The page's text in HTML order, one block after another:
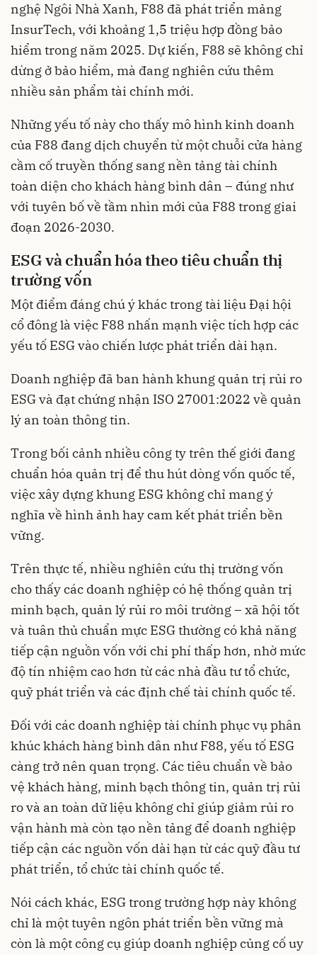
nghệ Ngôi Nhà Xanh, F88 đã phát triển mảng
InsurTech, với khoảng 1,5 triệu hợp đồng bảo
hiểm trong năm 2025. Dự kiến, F88 sẽ không chỉ
dừng ở bảo hiểm, mà đang nghiên cứu thêm
nhiều sản phẩm tài chính mới.
Những yếu tố này cho thấy mô hình kinh doanh
của F88 đang dịch chuyển từ một chuỗi cửa hàng
cầm cố truyền thống sang nền tảng tài chính
toàn diện cho khách hàng bình dân – đúng như
với tuyên bố về tầm nhìn mới của F88 trong giai
đoạn 2026-2030.
ESG và chuẩn hóa theo tiêu chuẩn thị
trường vốn
Một điểm đáng chú ý khác trong tài liệu Đại hội
cổ đông là việc F88 nhấn mạnh việc tích hợp các
yếu tố ESG vào chiến lược phát triển dài hạn.
Doanh nghiệp đã ban hành khung quản trị rủi ro
ESG và đạt chứng nhận ISO 27001:2022 về quản
lý an toàn thông tin.
Trong bối cảnh nhiều công ty trên thế giới đang
chuẩn hóa quản trị để thu hút dòng vốn quốc tế,
việc xây dựng khung ESG không chỉ mang ý
nghĩa về hình ảnh hay cam kết phát triển bền
vững.
Trên thực tế, nhiều nghiên cứu thị trường vốn
cho thấy các doanh nghiệp có hệ thống quản trị
minh bạch, quản lý rủi ro môi trường – xã hội tốt
và tuân thủ chuẩn mực ESG thường có khả năng
tiếp cận nguồn vốn với chi phí thấp hơn, nhờ mức
độ tín nhiệm cao hơn từ các nhà đầu tư tổ chức,
quỹ phát triển và các định chế tài chính quốc tế.
Đối với các doanh nghiệp tài chính phục vụ phân
khúc khách hàng bình dân như F88, yếu tố ESG
càng trở nên quan trọng. Các tiêu chuẩn về bảo
vệ khách hàng, minh bạch thông tin, quản trị rủi
ro và an toàn dữ liệu không chỉ giúp giảm rủi ro
vận hành mà còn tạo nền tảng để doanh nghiệp
tiếp cận các nguồn vốn dài hạn từ các quỹ đầu tư
phát triển, tổ chức tài chính quốc tế.
Nói cách khác, ESG trong trường hợp này không
chỉ là một tuyên ngôn phát triển bền vững mà
còn là một công cụ giúp doanh nghiệp củng cố uy